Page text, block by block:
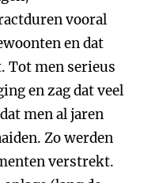
vooral
en dat
Tot men serieus
en zag dat veel
men al jaren
Zo werden
verstrekt.